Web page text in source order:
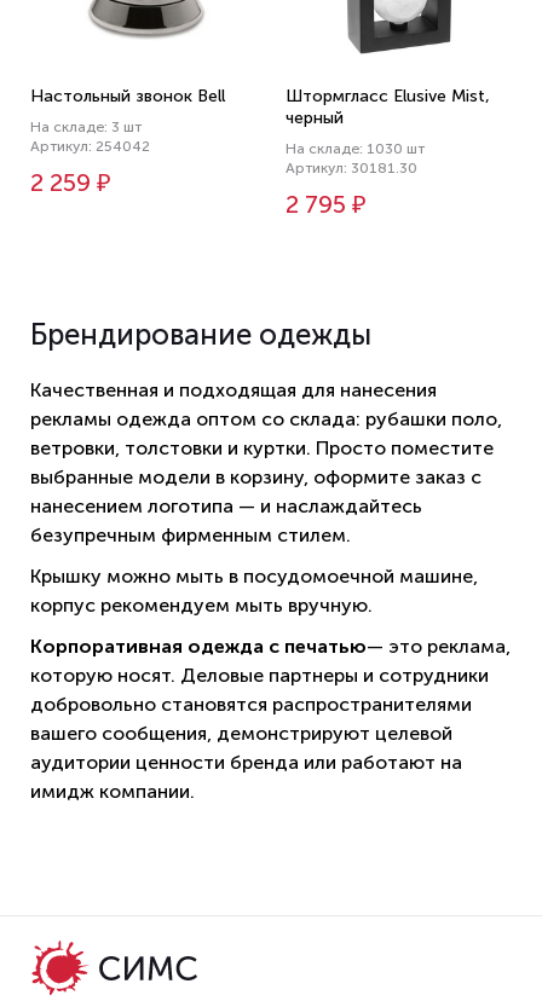
Настольный звонок Bell
На складе: 3 шт
Артикул: 254042
2 259 ₽
Штормгласс Elusive Mist,
черный
На складе: 1030 шт
Артикул: 30181.30
2 795 ₽
Брендирование одежды
Качественная и подходящая для нанесения
рекламы одежда оптом со склада: рубашки поло,
ветровки, толстовки и куртки. Просто поместите
выбранные модели в корзину, оформите заказ с
нанесением логотипа — и наслаждайтесь
безупречным фирменным стилем.
Крышку можно мыть в посудомоечной машине,
корпус рекомендуем мыть вручную.
Корпоративная одежда с печатью— это реклама,
которую носят. Деловые партнеры и сотрудники
добровольно становятся распространителями
вашего сообщения, демонстрируют целевой
аудитории ценности бренда или работают на
имидж компании.